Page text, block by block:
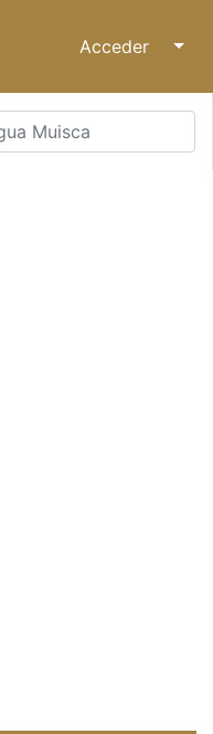
Acceder ↓